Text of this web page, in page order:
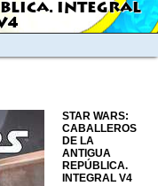
INTEGRAL
STAR WARS:
CABALLEROS
DE LA
ANTIGUA
REPÚBLICA.
INTEGRAL V4